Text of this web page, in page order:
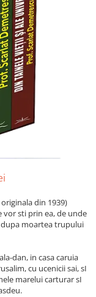
din 1939)
vor sti prin ea, de unde
dupa moartea trupului
dan, in casa caruia
cu ucenicii sai, sI
marelui carturar sI